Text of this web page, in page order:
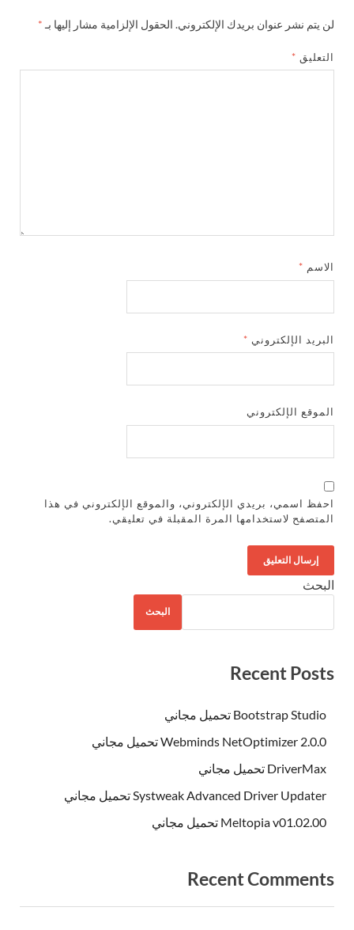
لن يتم نشر عنوان بريدك الإلكتروني. الحقول الإلزامية مشار إليها بـ *
التعليق *
الاسم *
البريد الإلكتروني *
الموقع الإلكتروني
احفظ اسمي، بريدي الإلكتروني، والموقع الإلكتروني في هذا
المتصفح لاستخدامها المرة المقبلة في تعليقي.
البحث
البحث
Recent Posts
Bootstrap Studio تحميل مجاني
Webminds NetOptimizer 2.0.0 تحميل مجاني
DriverMax تحميل مجاني
Systweak Advanced Driver Updater تحميل مجاني
Meltopia v01.02.00 تحميل مجاني
Recent Comments